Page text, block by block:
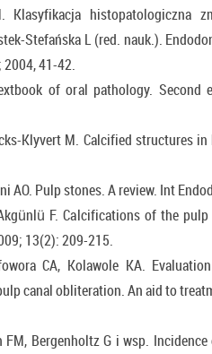
Klasyfikacja histopatologiczna
Stefańska L (red. nauk.).
2004, 41-42.
of oral pathology. Second
Klyvert M. Calcified structures
AO. Pulp stones. A review. Int
F. Calcifications of the
13(2): 209-215.
CA, Kolawole KA.
canal obliteration. An aid to
FM, Bergenholtz G i wsp.